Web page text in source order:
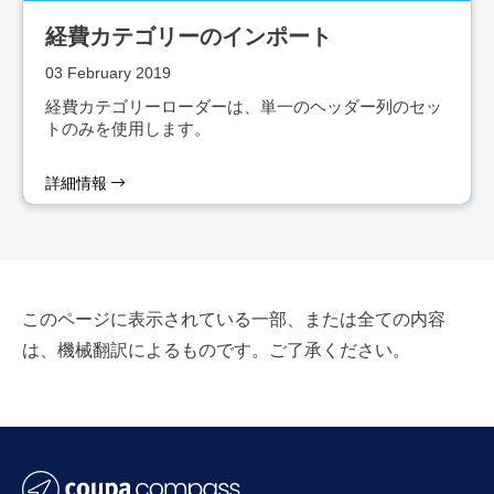
経費カテゴリーのインポート
03 February 2019
経費カテゴリーローダーは、単一のヘッダー列のセッ
トのみを使用します。
詳細情報
このページに表示されている一部、または全ての内容
は、機械翻訳によるものです。ご了承ください。